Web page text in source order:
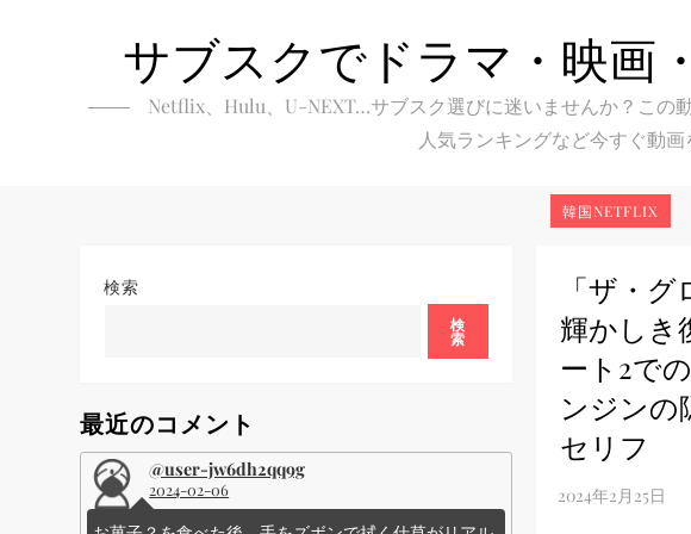
サブスクでドラマ・映画
Netflix、Hulu、U-NEXT…サブスク選びに迷いませんか？この
人気ランキングなど今すぐ動
韓国NETFLIX
「ザ・
輝かしき
ート2で
ンジンの
セリフ
検索
検
索
最近のコメント
@user-jw6dh2qq9g
2024-02-06